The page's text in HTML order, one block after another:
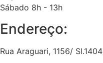
Sábado 8h - 13h
Endereço:
Rua Araguari, 1156/